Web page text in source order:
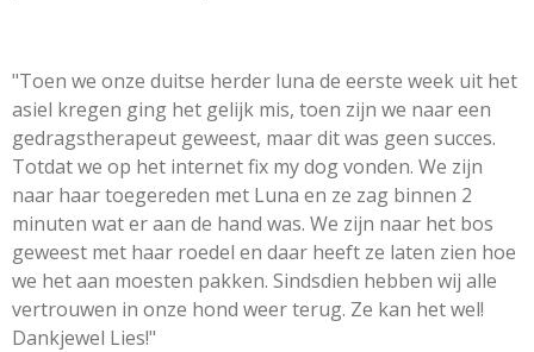
"Toen we onze duitse herder luna de eerste week uit het
asiel kregen ging het gelijk mis, toen zijn we naar een
gedragstherapeut geweest, maar dit was geen succes.
Totdat we op het internet fix my dog vonden. We zijn
naar haar toegereden met Luna en ze zag binnen 2
minuten wat er aan de hand was. We zijn naar het bos
geweest met haar roedel en daar heeft ze laten zien hoe
we het aan moesten pakken. Sindsdien hebben wij alle
vertrouwen in onze hond weer terug. Ze kan het wel!
Dankjewel Lies!"